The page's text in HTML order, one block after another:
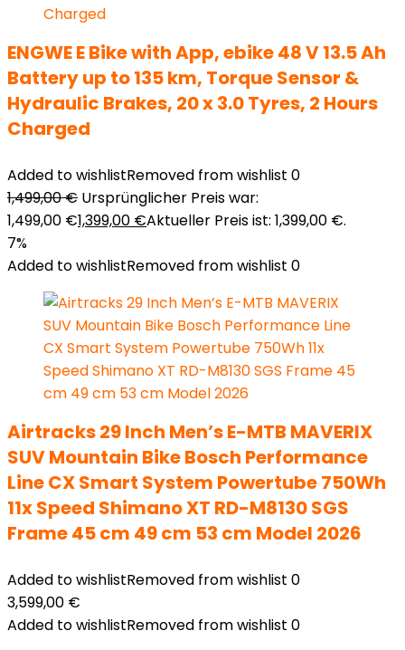
ENGWE E Bike with App, ebike 48 V 13.5 Ah
Battery up to 135 km, Torque Sensor &
Hydraulic Brakes, 20 x 3.0 Tyres, 2 Hours
Charged
Added to wishlistRemoved from wishlist 0
1,499,00€ Ursprünglicher Preis war:
1,499,00 €1,399,00 €Aktueller Preis ist: 1,399,00 €.
7%
Added to wishlistRemoved from wishlist 0
Airtracks 29 Inch Men’s E-MTB MAVERIX
SUV Mountain Bike Bosch Performance
Line CX Smart System Powertube 750Wh
11x Speed Shimano XT RD-M8130 SGS
Frame 45 cm 49 cm 53 cm Model 2026
Added to wishlistRemoved from wishlist 0
3,599,00 €
Added to wishlistRemoved from wishlist 0